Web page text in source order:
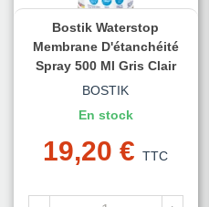
Bostik Waterstop
Membrane D'étanchéité
Spray 500 Ml Gris Clair
BOSTIK
En stock
19,20 € TTC